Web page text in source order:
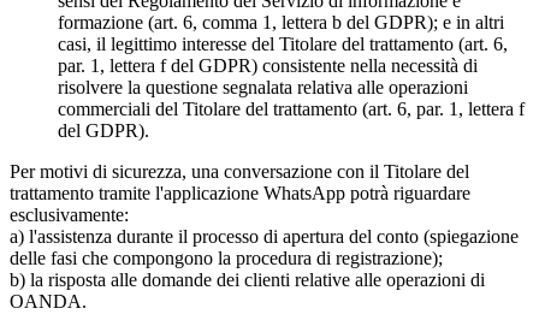
formazione (art. 6, comma 1, lettera b del GDPR); e in altri
casi, il legittimo interesse del Titolare del trattamento (art. 6,
par. 1, lettera f del GDPR) consistente nella necessità di
risolvere la questione segnalata relativa alle operazioni
commerciali del Titolare del trattamento (art. 6, par. 1, lettera f
del GDPR).
Per motivi di sicurezza, una conversazione con il Titolare del
trattamento tramite l'applicazione WhatsApp potrà riguardare
esclusivamente:
a) l'assistenza durante il processo di apertura del conto (spiegazione
delle fasi che compongono la procedura di registrazione);
b) la risposta alle domande dei clienti relative alle operazioni di
OANDA.